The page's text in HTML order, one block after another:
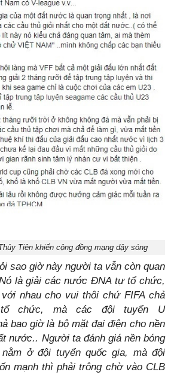
Tiên khiến cộng đồng mạng dậy sóng
sao giờ này người ta vẫn còn quan
là giải các nước ĐNA tự tổ chức,
nhau cho vui thôi chứ FIFA chả
chức, mà các đội tuyển U
bao giờ là bộ mặt đại điện cho nền
nước.. Người ta đánh giá nền bóng
ở đội tuyển quốc gia, mà đội
mạnh thì phải trông chờ vào CLB